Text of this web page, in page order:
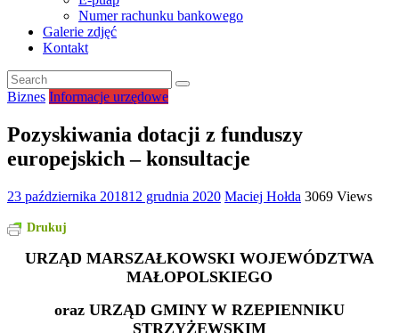
Numer rachunku bankowego
Galerie zdjęć
Kontakt
Biznes Informacje urzędowe
Pozyskiwania dotacji z funduszy
europejskich – konsultacje
23 października 201812 grudnia 2020 Maciej Hołda 3069 Views
Drukuj
URZĄD MARSZAŁKOWSKI WOJEWÓDZTWA
MAŁOPOLSKIEGO
oraz URZĄD GMINY W RZEPIENNIKU
STRZYŻEWSKIM